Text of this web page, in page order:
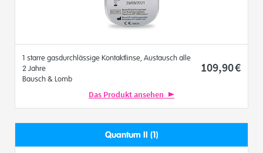
1 starre gasdurchlässige Kontaktlinse, Austausch alle
2 Jahre
Bausch & Lomb
109,90€
Das Produkt ansehen
Quantum II (1)